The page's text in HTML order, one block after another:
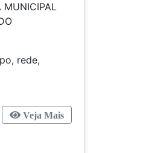
MUNICIPAL
rede,
Veja Mais